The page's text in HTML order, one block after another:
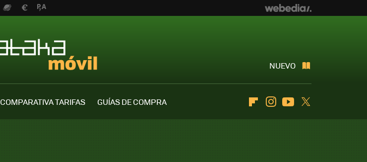
NUEVO
COMPARATIVA TARIFAS
GUÍAS DE COMPRA
FlipboardInstagramYoutube